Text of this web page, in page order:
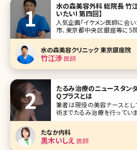
水の森美容外科 総院長 竹
いたい! 第四回】
人気企画「イケメン医師に会
市、東京都中央区銀座等に5
の竹江渉(たけえ わたる)総院長です。 脂肪吸引
て、美容外科における施術の
外科の総院長として、各地の
す。 インタ
水の森美容クリニック 東京銀座院
竹江渉医師
たるみ治療のニュースタン
Qプラスとは
筆者は現役の美容ナースとし
術までたるみ治療を行ってい
るみによるシワはご自身でも
施術では終わらず納得でき
治療と言えるでしょう。 また、他人から見た時にはシミよりシ
ワやたるみの方が年齢
たなか内科
黒木いしえ 医師